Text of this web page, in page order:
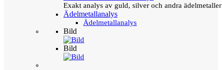
Exakt analys av guld, silver och andra
Ädelmetallanalys
Ädelmetallanalys
Bild
Bild